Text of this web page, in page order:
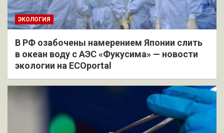
ЭКОЛОГИЯ
В РФ озабочены намерением Японии слить
в океан воду с АЭС «Фукусима» — новости
экологии на ECOportal